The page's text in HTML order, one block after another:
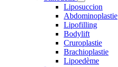
Liposuccion
Abdominoplastie
Lipofilling
Bodylift
Cruroplastie
Brachioplastie
Lipoedème